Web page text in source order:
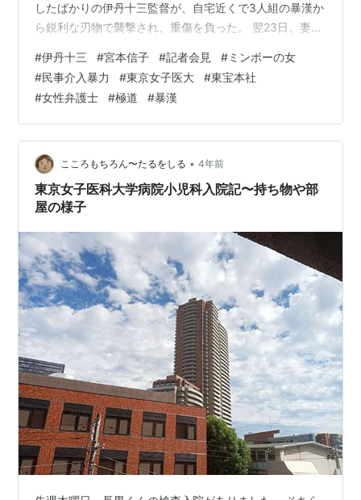
したばかりの伊丹十三監督が、自宅近くで3人組の暴漢か
ら鋭利な刃物で襲撃され、重傷を負った。 翌23日、妻で
者会見に臨んだ。 「伊丹は血まみれになって家に入って
きたのですが、家族に『落ち着け！』というほど冷静
で…。救急車の中でも私がパニックにならないよう、私
や家族のことを心配してくれました。私の手を握って
『警察が守ってくれるから、心配するな。僕も守るか
ら』と。警察に全てお任せしています…
#伊丹十三 #宮本信子 #記者会見 #ミンボーの女
#民事介入暴力 #東京女子医大 #東宝本社
#女性弁護士 #極道 #暴漢
こころもちろん〜たるをしる • 4年前
東京女子医科大学病院小児科入院記〜持ち物や部
屋の様子